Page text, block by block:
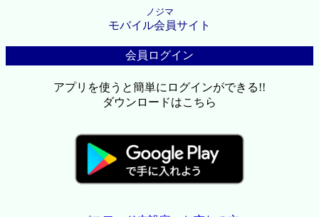
ノジマ
モバイル会員サイト
会員ログイン
アプリを使うと簡単にログインができる!!
ダウンロードはこちら